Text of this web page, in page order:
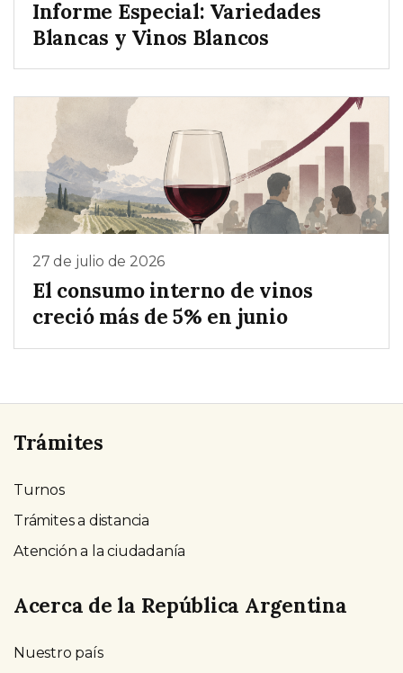
Informe Especial: Variedades
Blancas y Vinos Blancos
27 de julio de 2026
El consumo interno de vinos
creció más de 5% en junio
Trámites
Turnos
Trámites a distancia
Atención a la ciudadanía
Acerca de la República Argentina
Nuestro país